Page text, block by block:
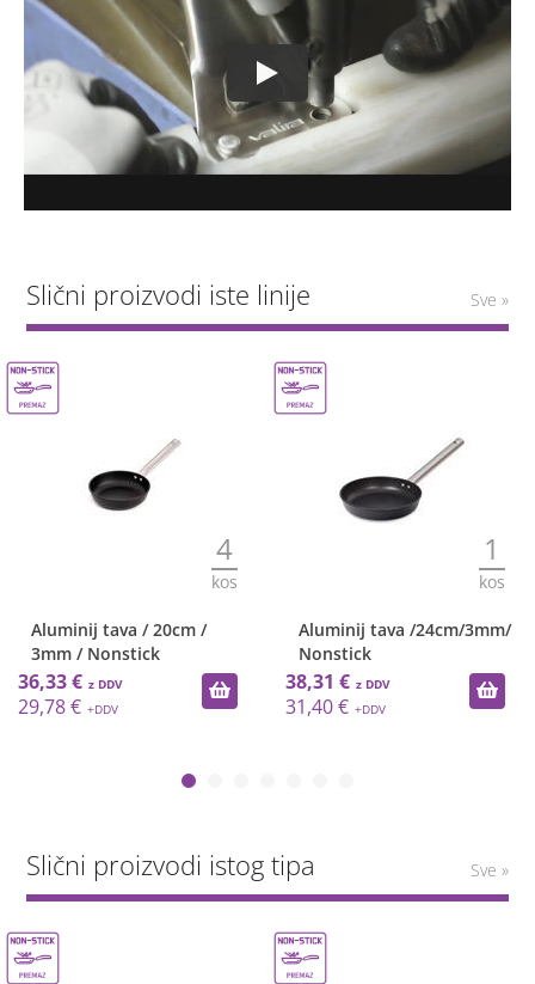
Slični proizvodi iste linije Sve »
4
kos
Aluminij tava / 20cm /
3mm / Nonstick
36,33 €
29,78 €
1
kos
Aluminij tava /24cm/3mm/
Nonstick
38,31 €
31,40 €
Slični proizvodi istog tipa Sve »